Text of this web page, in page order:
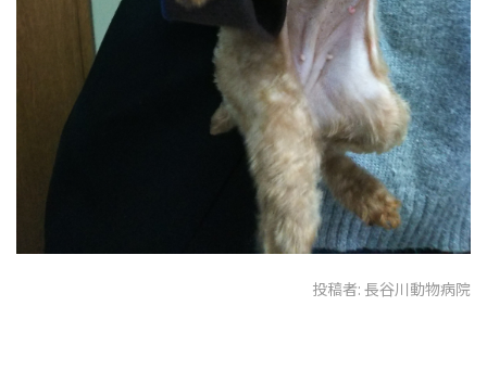
投稿者: 長谷川動物病院